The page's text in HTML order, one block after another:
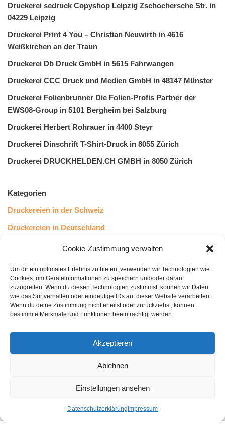
Cookie-Zustimmung verwalten
Um dir ein optimales Erlebnis zu bieten, verwenden wir Technologien wie
Cookies, um Geräteinformationen zu speichern und/oder darauf
zuzugreifen. Wenn du diesen Technologien zustimmst, können wir Daten
wie das Surfverhalten oder eindeutige IDs auf dieser Website verarbeiten.
Wenn du deine Zustimmung nicht erteilst oder zurückziehst, können
bestimmte Merkmale und Funktionen beeinträchtigt werden.
Akzeptieren
Ablehnen
Einstellungen ansehen
Datenschutzerklärung Impressum
Druckerei sedruck Copyshop Leipzig Zschochersche Str. in
04229 Leipzig
Druckerei Print 4 You – Christian Neuwirth in 4616
Weißkirchen an der Traun
Druckerei Db Druck GmbH in 5615 Fahrwangen
Druckerei CCC Druck und Medien GmbH in 48147 Münster
Druckerei Folienbrunner Die Folien-Profis Partner der
EWS08-Group in 5101 Bergheim bei Salzburg
Druckerei Herbert Rohrauer in 4400 Steyr
Druckerei Dinschrift T-Shirt-Druck in 8055 Zürich
Druckerei DRUCKHELDEN.CH GMBH in 8050 Zürich
Kategorien
Druckereien in der Schweiz
Druckereien in Deutschland
Druckereien in Österreich
Kundenstimmen
43Leserstimmen